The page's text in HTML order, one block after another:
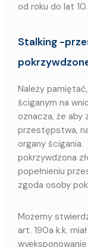
od roku do lat 10.
Stalking -
Należy
ściganym na
oznacza, że aby
przestępstwa,
organy
pokrzywdzona
popełnieniu
zgoda osoby
Możemy
art. 190a k.k.